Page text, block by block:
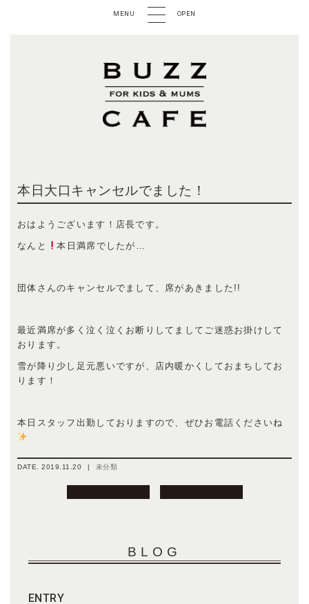
MENU OPEN
本日大口キャンセルでました！
おはようございます！店長です。
なんと 本日満席でしたが…
団体さんのキャンセルでまして、席があきました!!
最近満席が多く泣く泣くお断りしてましてご迷惑お掛けして
おります。
雪が降り少し足元悪いですが、店内暖かくしておまちしてお
ります！
本日スタッフ出勤しておりますので、ぜひお電話くださいね
DATE.2019.11.20 | 未分類
BLOG
ENTRY